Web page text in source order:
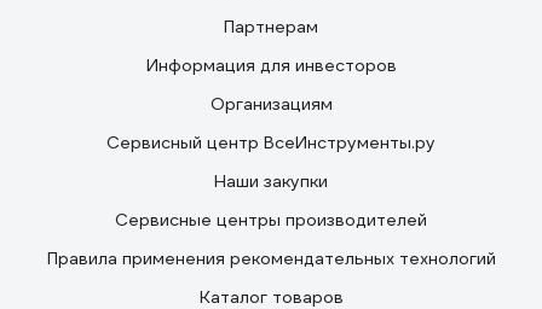
Партнерам
Информация для инвесторов
Организациям
Сервисный центр ВсеИнструменты.ру
Наши закупки
Сервисные центры производителей
Правила применения рекомендательных технологий
Каталог товаров